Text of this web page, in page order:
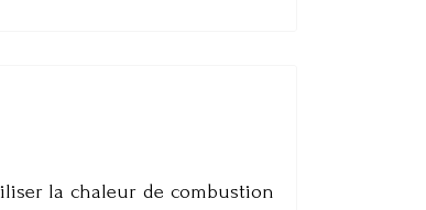
la chaleur de combustion